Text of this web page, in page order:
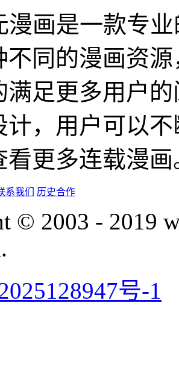
漫画是一款专
不同的漫画资
满足更多用户
计，用户可以
看更多连载漫画
系我们 历史合作
© 2003 - 2019
号-1